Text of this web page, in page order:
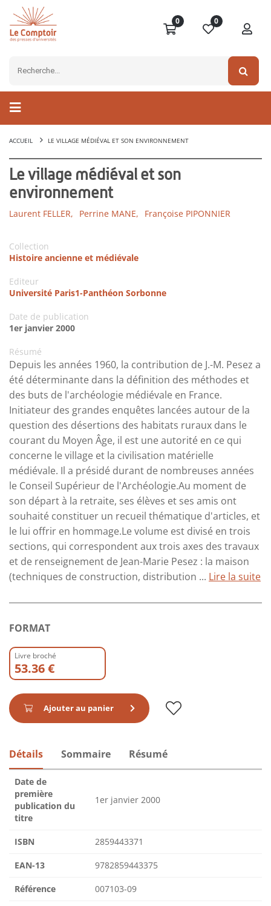
0 0
ACCUEIL LE VILLAGE MÉDIÉVAL ET SON ENVIRONNEMENT
Le village médiéval et son
environnement
Laurent FELLER, Perrine MANE, Françoise PIPONNIER
Collection
Histoire ancienne et médiévale
Editeur
Université Paris1-Panthéon Sorbonne
Date de publication
1er janvier 2000
Résumé
Depuis les années 1960, la contribution de J.-M. Pesez a
été déterminante dans la définition des méthodes et
des buts de l'archéologie médiévale en France.
Initiateur des grandes enquêtes lancées autour de la
question des désertions des habitats ruraux dans le
courant du Moyen Âge, il est une autorité en ce qui
concerne le village et la civilisation matérielle
médiévale. Il a présidé durant de nombreuses années
le Conseil Supérieur de l'Archéologie.Au moment de
son départ à la retraite, ses élèves et ses amis ont
souhaité constituer un recueil thématique d'articles, et
le lui offrir en hommage.Le volume est divisé en trois
sections, qui correspondent aux trois axes des travaux
et de renseignement de Jean-Marie Pesez : la maison
(techniques de construction, distribution ... Lire la suite
FORMAT
Livre broché
53.36 €
Ajouter au panier
Détails Sommaire Résumé
Date de
première
publication du
titre
1er janvier 2000
ISBN 2859443371
EAN-13 9782859443375
Référence 007103-09